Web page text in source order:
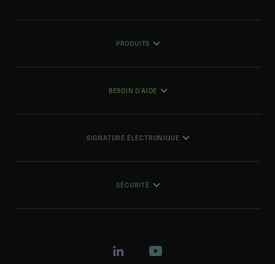
PRODUITS
BESOIN D'AIDE
SIGNATURE ÉLECTRONIQUE
SÉCURITÉ